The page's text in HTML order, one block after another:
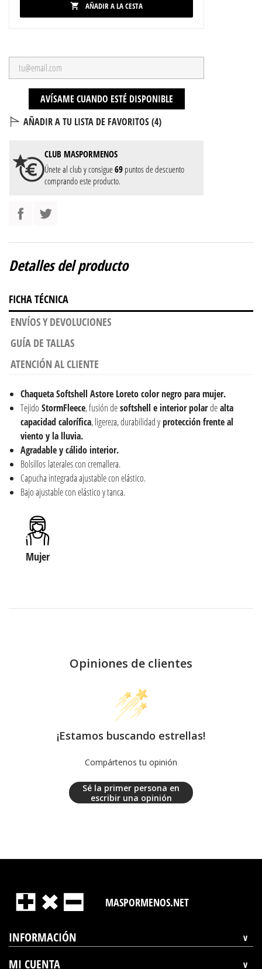
 AÑADIR A LA CESTA
AVÍSAME CUANDO ESTÉ DISPONIBLE
AÑADIR A TU LISTA DE FAVORITOS (4)
CLUB MASPORMENOS
Únete al club y consigue69 puntos de descuento
comprando este producto.
Detalles del producto
FICHA TÉCNICA
ENVÍOS Y DEVOLUCIONES
GUÍA DE TALLAS
ATENCIÓN AL CLIENTE
Chaqueta Softshell Astore Loreto color negro para mujer.
Tejido StormFleece, fusión desoftshell e interior polardealta
capacidad calorífica, ligereza, durabilidad yprotección frente al
viento y la lluvia.
Agradable y cálido interior.
Bolsillos laterales con cremallera.
Capucha integrada ajustable con elástico.
Bajo ajustable con elástico y tanca.
Mujer
Opiniones de clientes
¡Estamos buscando estrellas!
Compártenos tu opinión
Sé la primer persona en
escribir una opinión
MASPORMENOS.NET
INFORMACIÓN
MI CUENTA